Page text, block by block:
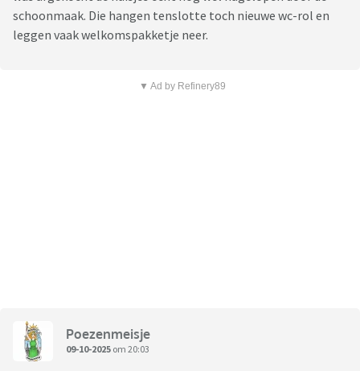
schoonmaak. Die hangen tenslotte toch nieuwe wc-rol en
leggen vaak welkomspakketje neer.
▼ Ad by Refinery89
Poezenmeisje
09-10-2025 om 20:03